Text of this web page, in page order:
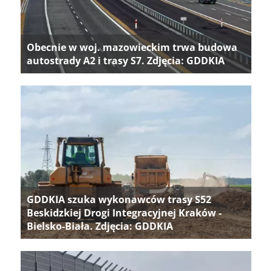
Obecnie w woj. mazowieckim trwa budowa
autostrady A2 i trasy S7. Zdjęcia: GDDKIA
GDDKIA szuka wykonawców trasy S52
Beskidzkiej Drogi Integracyjnej Kraków -
Bielsko-Biała. Zdjęcia: GDDKIA